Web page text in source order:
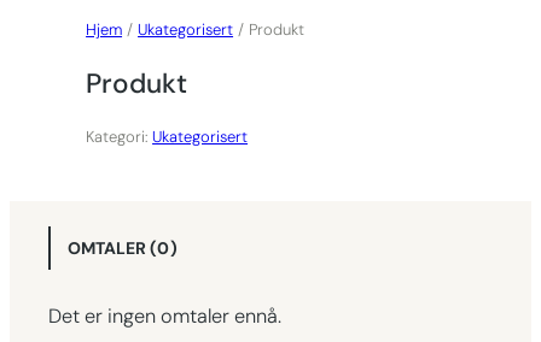
Hjem /Ukategorisert / Produkt
Produkt
Kategori:Ukategorisert
OMTALER (0)
Det er ingen omtaler ennå.